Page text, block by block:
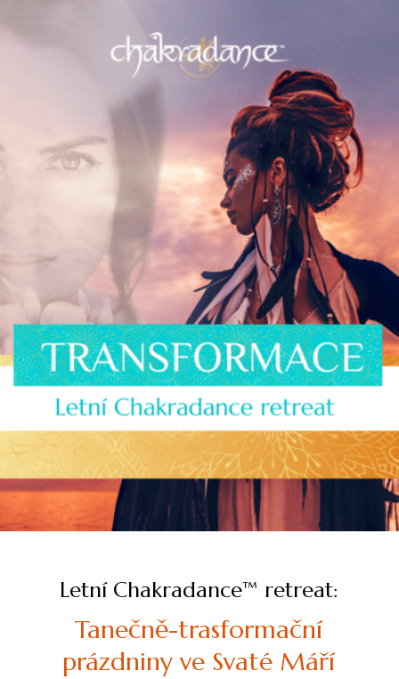
Letní Chakradance™ retreat:
Tanečně-trasformační
prázdniny ve Svaté Máří